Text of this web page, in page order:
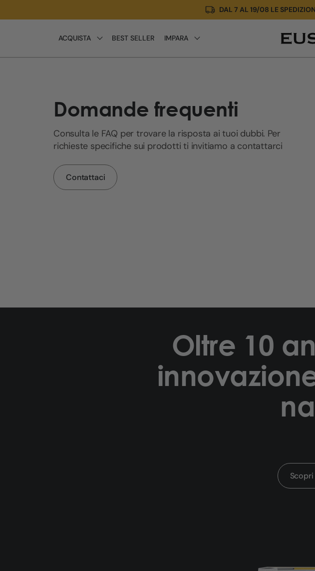
naar de
DAL 7 AL 19/08 LE
ACQUISTA BEST SELLER IMPARA
Domande frequenti
Consulta le FAQ per trovare la risposta ai tuoi dubbi. Per
richieste specifiche sui prodotti ti invitiamo a contattarci
Contattaci
Oltre 10